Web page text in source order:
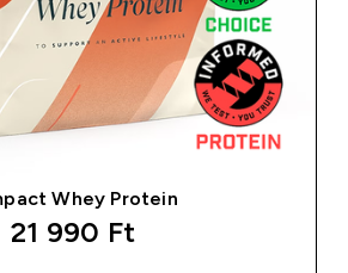
Whey Protein
21 990 Ft‎